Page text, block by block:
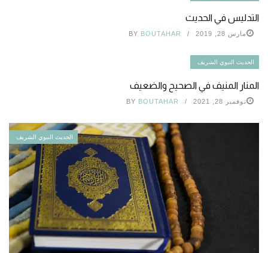
التدليس في الحديث
مارس 28, 2019 BY BOUTAHAR
الحديث النبوي الشريف
المنار المنيف في الصحيح والضعيف
نوفمبر 28, 2021 BY BOUTAHAR
الحديث النبوي الشريف